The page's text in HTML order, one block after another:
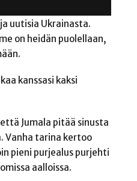
uutisia Ukrainasta.
on heidän puolellaan,
kanssasi kaksi
Jumala pitää sinusta
Vanha tarina kertoo
pieni purjealus purjehti
aalloissa.